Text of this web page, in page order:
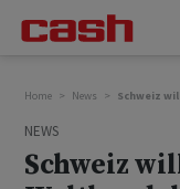
Home News Schweiz
NEWS
Schweiz